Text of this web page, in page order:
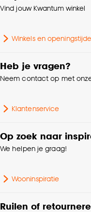
klikken.
Goed om te weten
kan aanpassen,
Hoogte
Breedte
Met handvat
Vind jouw Kwantum winkel
Winkels en
Heb je vragen?
Neem contact op met
Klantenservice
Op zoek naar
We helpen je graag!
Wooninspiratie
Ruilen of